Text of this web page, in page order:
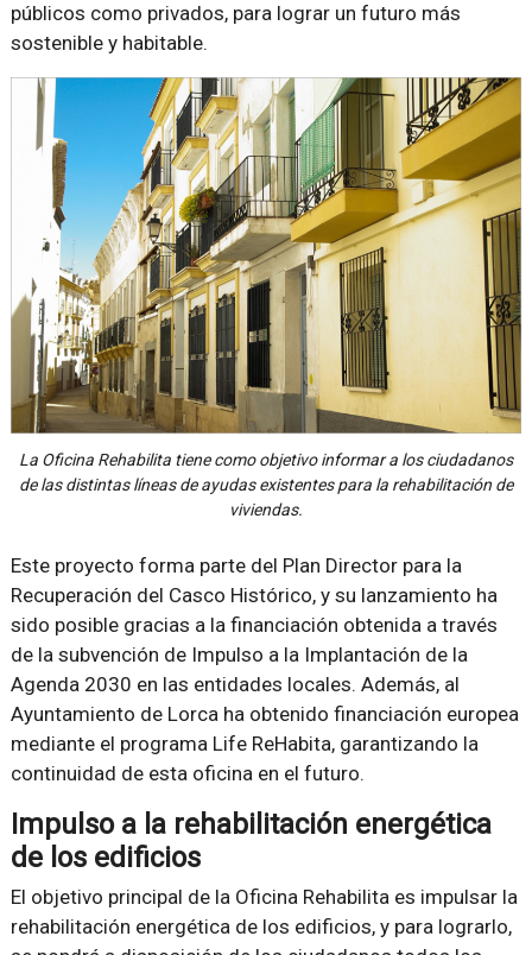
públicos como privados, para lograr un futuro más
sostenible y habitable.
La Oficina Rehabilita tiene como objetivo informar a los ciudadanos
de las distintas líneas de ayudas existentes para la rehabilitación de
viviendas.
Este proyecto forma parte del Plan Director para la
Recuperación del Casco Histórico, y su lanzamiento ha
sido posible gracias a la financiación obtenida a través
de la subvención de Impulso a la Implantación de la
Agenda 2030 en las entidades locales. Además, al
Ayuntamiento de Lorca ha obtenido financiación europea
mediante el programa Life ReHabita, garantizando la
continuidad de esta oficina en el futuro.
Impulso a la rehabilitación energética
de los edificios
El objetivo principal de la Oficina Rehabilita es impulsar la
rehabilitación energética de los edificios, y para lograrlo,